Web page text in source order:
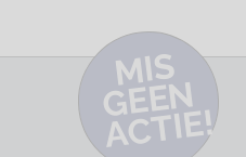
MI
S
G
E
E
N
A
C
TI
E!